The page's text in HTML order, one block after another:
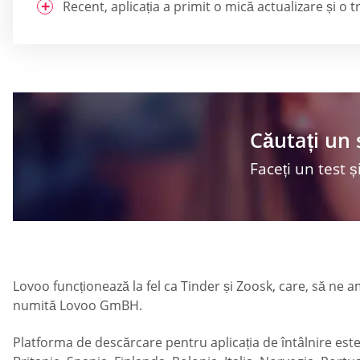
Recent, aplicația a primit o mică actualizare și o
Căutați un
Faceți un test
Lovoo funcționează la fel ca Tinder și Zoosk, care, să
numită Lovoo GmBH.
Platforma de descărcare pentru aplicația de întâlnire